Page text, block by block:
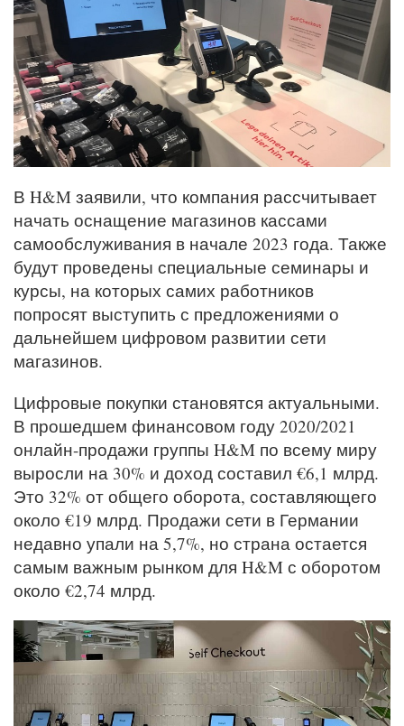
В H&M заявили, что компания рассчитывает
начать оснащение магазинов кассами
самообслуживания в начале 2023 года. Также
будут проведены специальные семинары и
курсы, на которых самих работников
попросят выступить с предложениями о
дальнейшем цифровом развитии сети
магазинов.
Цифровые покупки становятся актуальными.
В прошедшем финансовом году 2020/2021
онлайн-продажи группы H&M по всему миру
выросли на 30% и доход составил €6,1 млрд.
Это 32% от общего оборота, составляющего
около €19 млрд. Продажи сети в Германии
недавно упали на 5,7%, но страна остается
самым важным рынком для H&M с оборотом
около €2,74 млрд.